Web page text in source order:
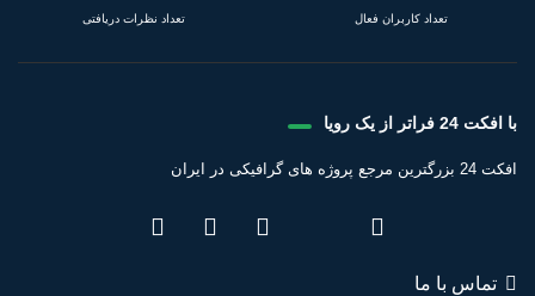
تعداد کاربران فعال تعداد نظرات دریافتی
با افکت 24 فراتر از یک رویا
افکت 24 بزرگترین مرجع پروژه های گرافیکی در ایران
تماس با ما